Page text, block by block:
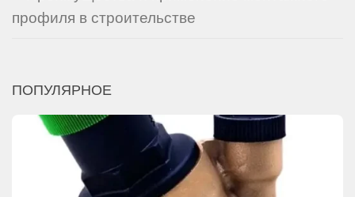
профиля в строительстве
ПОПУЛЯРНОЕ